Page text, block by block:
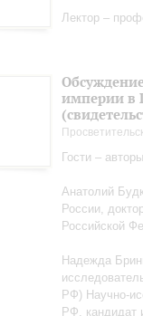
Лектор –
империи в
Гости –
Анатолий
России,
Российской
Надежда
РФ) Научно-
РФ, кандидат